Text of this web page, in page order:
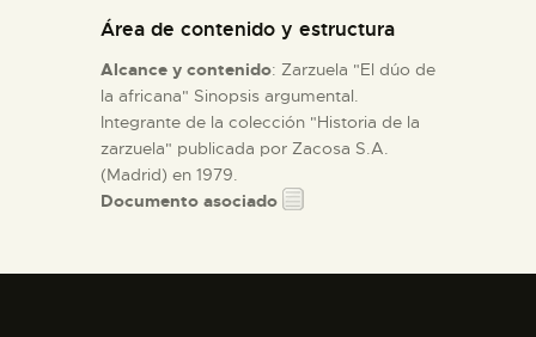
Área de contenido y estructura
Alcance y contenido: Zarzuela "El dúo de
la africana" Sinopsis argumental.
Integrante de la colección "Historia de la
zarzuela" publicada por Zacosa S.A.
(Madrid) en 1979.
Documento asociado